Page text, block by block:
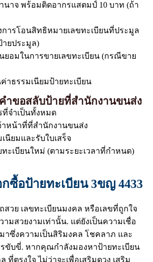
าจ พร้อมติดอากรแสตมป์ 10 บาท (ถ้า
ารโอนสิทธิหมายเลขทะเบียนที่ประมูล
ายประมูล)
ยอมในการขายเลขทะเบียน (กรณีขาย
ค่าธรรมเนียมป้ายทะเบียน
ำขอสลับป้ายที่สำนักงานขนส่ง
ที่จำเป็นทั้งหมด
าหน้าที่ที่สำนักงานขนส่ง
นียมและรับใบเสร็จ
ะเบียนใหม่ (ตามระยะเวลาที่กำหนด)
ซื้อป้ายทะเบียน 3ขญ 4433
สวย เลขทะเบียนมงคล หรือเลขที่ถูกใจ
ามสวยงามเท่านั้น. แต่ยังเป็นความเชื่อ
ซึ่งความเป็นสิริมงคล โชคลาภ และ
ขับขี่. หากคุณกำลังมองหาป้ายทะเบียน
ที่ตรงใจ ไม่ว่าจะเพื่อเสริมดวง เสริม